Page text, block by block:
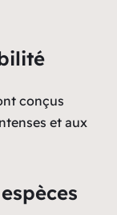
conçus
et aux